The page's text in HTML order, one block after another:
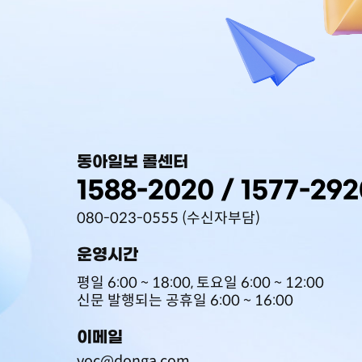
동아일보 콜센터
1588-2020 / 1577-
080-023-0555 (수신자부담)
운영시간
평일 6:00 ~ 18:00, 토요일 6:00 ~ 12:00
신문 발행되는 공휴일 6:00 ~ 16:00
이메일